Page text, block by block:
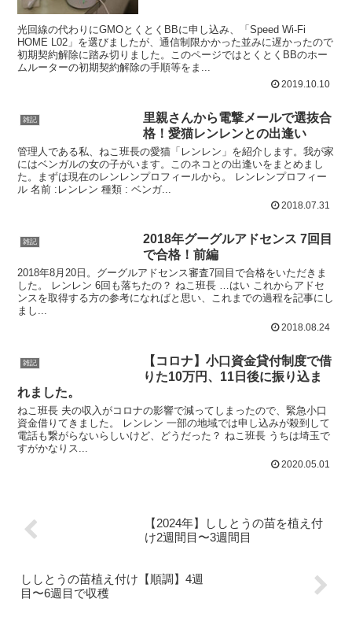
光回線の代わりにGMOとくとくBBに申し込み、「Speed Wi-Fi
HOME L02」を選びましたが、通信制限かかった並みに遅かったので
初期契約解除に踏み切りました。このページではとくとくBBのホー
ムルーターの初期契約解除の手順等をま...
2019.10.10
雑記
里親さんから電撃メールで選抜合
格！愛猫レンレンとの出逢い
管理人である私、ねこ班長の愛猫「レンレン」を紹介します。我が家
にはベンガルの女の子がいます。このネコとの出逢いをまとめまし
た。まずは現在のレンレンプロフィールから。 レンレンプロフィー
ル 名前 :レンレン 種類 : ベンガ...
2018.07.31
雑記
2018年グーグルアドセンス 7回目
で合格！前編
2018年8月20日。グーグルアドセンス審査7回目で合格をいただきま
した。 レンレン 6回も落ちたの？ ねこ班長 …はい これからアドセ
ンスを取得する方の参考になればと思い、これまでの過程を記事にし
まし...
2018.08.24
雑記
【コロナ】小口資金貸付制度で借
りた10万円、11日後に振り込ま
れました。
ねこ班長 夫の収入がコロナの影響で減ってしまったので、緊急小口
資金借りてきました。 レンレン 一部の地域では申し込みが殺到して
電話も繋がらないらしいけど、どうだった？ ねこ班長 うちは埼玉で
すがかなりス...
2020.05.01
【2024年】ししとうの苗を植え付
け2週間目〜3週間目
ししとうの苗植え付け【順調】4週
目〜6週目で収穫